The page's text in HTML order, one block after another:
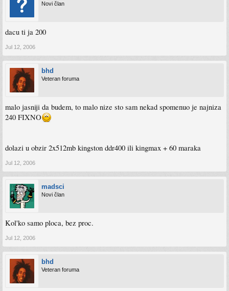
Novi član
dacu ti ja 200
Jul 12, 2006
bhd
Veteran foruma
malo jasniji da budem, to malo nize sto sam nekad spomenuo je najniza
240 FIXNO
dolazi u obzir 2x512mb kingston ddr400 ili kingmax + 60 maraka
Jul 12, 2006
madsci
Novi član
Kol'ko samo ploca, bez proc.
Jul 12, 2006
bhd
Veteran foruma